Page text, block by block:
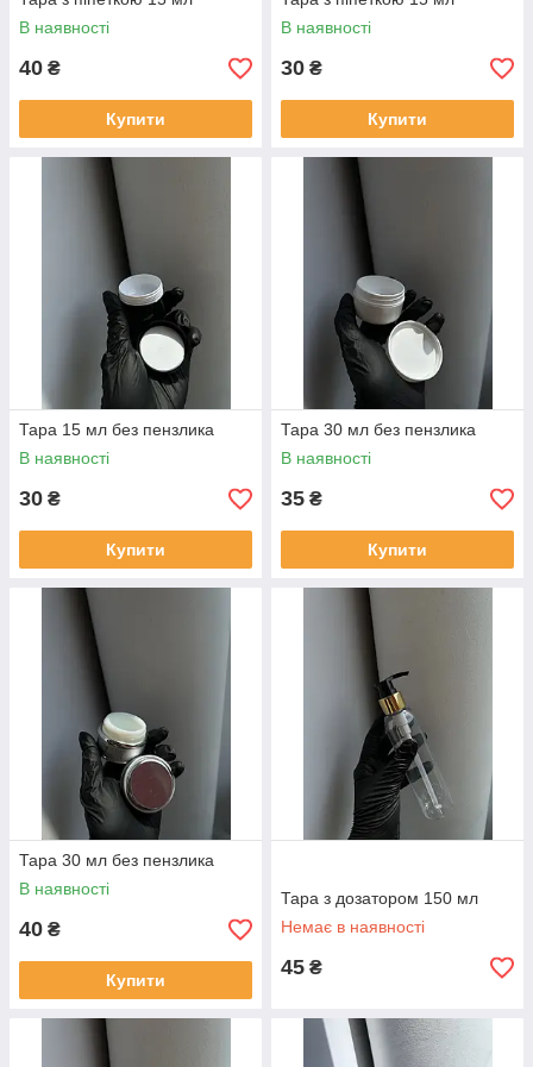
В наявності
40 ₴
Купити
В наявності
30 ₴
Купити
Тара 15 мл без пензлика
В наявності
30 ₴
Купити
Тара 30 мл без пензлика
В наявності
35 ₴
Купити
Тара 30 мл без пензлика
В наявності
40 ₴
Купити
Тара з дозатором 150 мл
Немає в наявності
45 ₴